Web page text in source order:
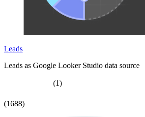
Leads
Leads as Google Looker Studio data source
(1)
(1688)